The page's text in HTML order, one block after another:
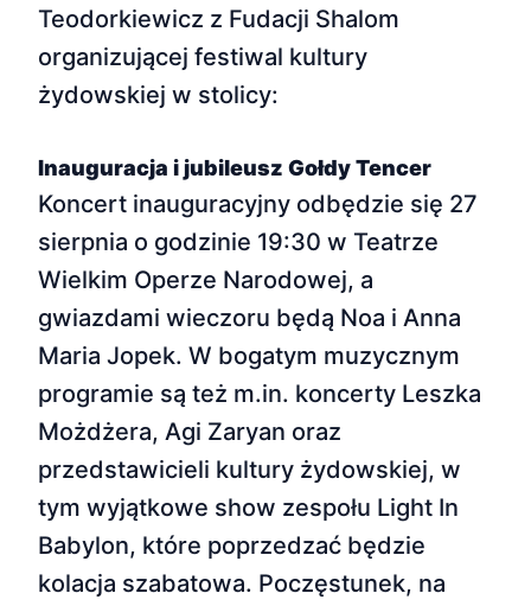
Teodorkiewicz z Fudacji Shalom
organizującej festiwal kultury
żydowskiej w stolicy:
Inauguracja i jubileusz Gołdy Tencer
Koncert inauguracyjny odbędzie się 27
sierpnia o godzinie 19:30 w Teatrze
Wielkim Operze Narodowej, a
gwiazdami wieczoru będą Noa i Anna
Maria Jopek. W bogatym muzycznym
programie są też m.in. koncerty Leszka
Możdżera, Agi Zaryan oraz
przedstawicieli kultury żydowskiej, w
tym wyjątkowe show zespołu Light In
Babylon, które poprzedzać będzie
kolacja szabatowa. Poczęstunek, na